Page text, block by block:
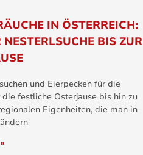
IN ÖSTERREICH:
NESTERLSUCHE BIS ZUR
und Eierpecken für die
die festliche Osterjause bis hin zu
Eigenheiten, die man in